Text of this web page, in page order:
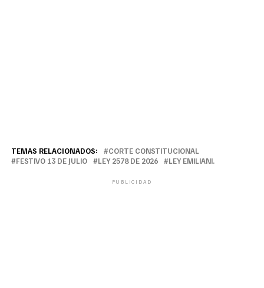
TEMAS RELACIONADOS:
CORTE CONSTITUCIONAL
FESTIVO 13 DE JULIO
LEY 2578 DE 2026 LEY EMILIANI.
PUBLICIDAD